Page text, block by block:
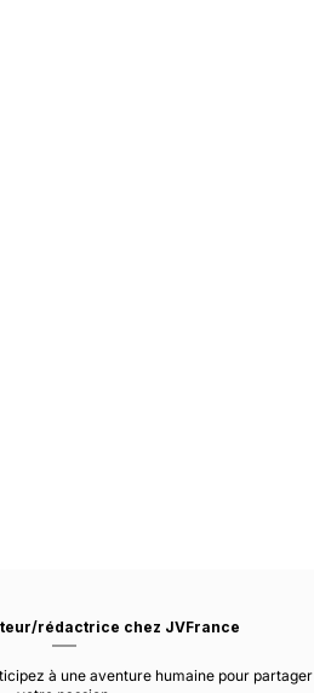
rédactrice chez JVFrance
à une aventure humaine pour partager